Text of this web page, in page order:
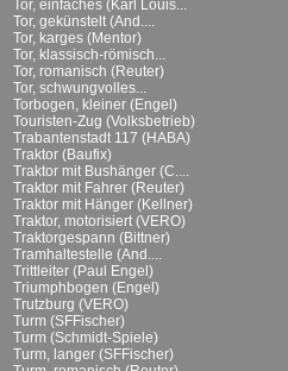
Tor, einfaches (Karl Louis...
Tor, gekünstelt (And....
Tor, karges (Mentor)
Tor, klassisch-römisch...
Tor, romanisch (Reuter)
Tor, schwungvolles...
Torbogen, kleiner (Engel)
Touristen-Zug (Volksbetrieb)
Trabantenstadt 117 (HABA)
Traktor (Baufix)
Traktor mit Bushänger (C....
Traktor mit Fahrer (Reuter)
Traktor mit Hänger (Kellner)
Traktor, motorisiert (VERO)
Traktorgespann (Bittner)
Tramhaltestelle (And....
Trittleiter (Paul Engel)
Triumphbogen (Engel)
Trutzburg (VERO)
Turm (SFFischer)
Turm (Schmidt-Spiele)
Turm, langer (SFFischer)